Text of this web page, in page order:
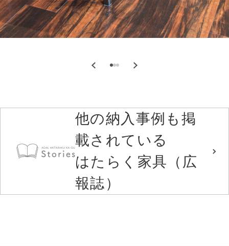
他の納入事例も掲
載されている
はたらく家具（広
報誌）